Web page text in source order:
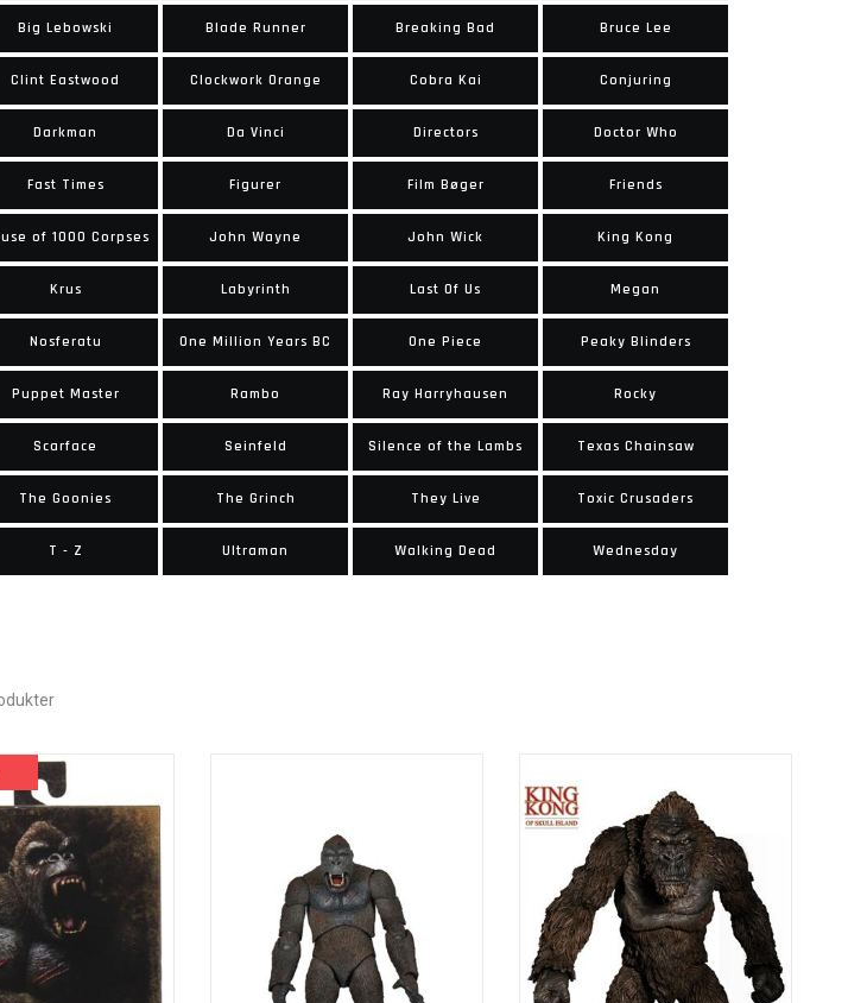
Big Lebowski Blade Runner Breaking Bad Bruce Lee
Clint Eastwood Clockwork Orange Cobra Kai Conjuring
Darkman Da Vinci Directors Doctor Who
Fast Times Figurer Film Bøger Friends
of 1000 Corpses John Wayne John Wick King Kong
Krus Labyrinth Last Of Us Megan
Nosferatu One Million Years BC One Piece Peaky Blinders
Puppet Master Rambo Ray Harryhausen Rocky
Scarface Seinfeld Silence of the Lambs Texas Chainsaw
The Goonies The Grinch They Live Toxic Crusaders
T - Z Ultraman Walking Dead Wednesday